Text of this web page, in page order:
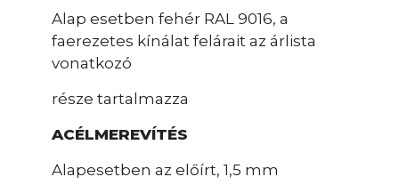
Alap esetben fehér RAL 9016, a
faerezetes kínálat felárait az árlista
vonatkozó
része tartalmazza
ACÉLMEREVÍTÉS
Alapesetben az előírt, 1,5 mm